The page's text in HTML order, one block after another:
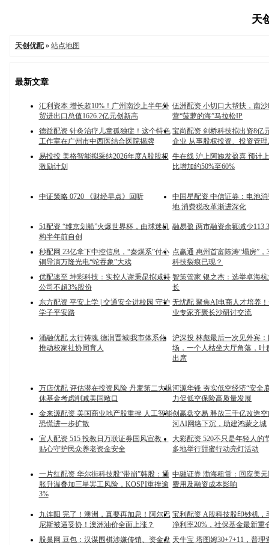
天
天创优配» 站点地图
最新文章
汇利资本 增长超10%！广州南沙上半年外
贸进出口总值1626.2亿元创新高
伍洲配资 小切口大帮扶，南
营“菠萝的海”马拉松IP
德益配资 针灸治疗儿童孤独症！这个特色
工作室在广州市中西医结合医院揭牌
宝尚配资 剑桥科技拟出资8亿
企业 从事股权投资、投资管
易投投 美格智能拟采纳2026年度A股股权
激励计划
牛在线 沪上阿姨发盈喜 预计
比增加约50%至60%
中证策略 0720 《财经早点》回听
中国星配资 中信证券：电池
地 消费税改革渐进深化
51配资 “维京划船”火爆世界杯，由球迷机
构半年前自创
融易盈 两市融资余额减少
秒配网 23亿拿下中控信息，“秦煤系”付小
铜导演万隆光电“蛇吞象”大戏
点赢通 惠州首富陈涛“塌房”，
科技裂痕已现？
优配速至 坤彩科技：实控人谢秉昆拟减持
公司不超3%股份
智策管家 银之杰：选举卓海
长
东方配资 平安上学 | 交通安全进校园 守护
学子平安路
无忧配 聚焦AI电商人才培养
业专家齐聚长沙研讨交流
涌融优配 太行铸魂 德润晋城|我市体系化
推动校家社协同育人
沪深投 林彪最后一次见外宾
场，一个人枯坐大厅角落，叶
出席
万店优配 评估潜在投资风险 丹麦第二大退
休基金考虑削减美国敞口
河源华锋 夯实低空经济“安全
力促低空保险高质量发展
金来源配资 美国商业地产股重挫 人工智能
恐慌进一步扩散
创赢盘交易 释放三千亿改造
河AI网络下沉，助建鸿蒙之城
宜人配资 515 投教日万联证券国风宣教，
贴心守护民众养老资金安全
大彩配资 520不只是年轻人的
多地举行甜蜜行动亮灯活动
一片红配资 华尔街科技股“带崩”韩股：通
胀升温叠加三星罢工风险，KOSPI重挫逾
3%
中融证券 渤海租赁：回应美
费用及融资成本影响
九连阳 完了！澳洲，真要再加息！阿尔巴
尼斯被逼妥协！澳洲油价全面上涨？
宝利配资 A股科技股印钞机，
净利率20%，社保基金最新重
股巢网 豆包：汉谋围棋涉嫌传销、资金盘 天牛宝 塔图姆30+7+11，普理